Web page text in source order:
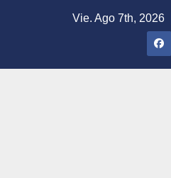
Vie. Ago 7th, 2026